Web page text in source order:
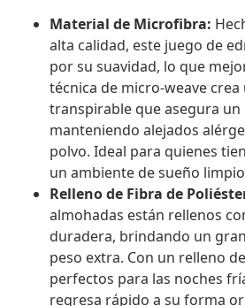
Material de Microfibra:
alta calidad, este juego de
por su suavidad, lo que
técnica de micro-weave
transpirable que asegura un
manteniendo alejados
polvo. Ideal para quienes
un ambiente de sueño
Relleno de Fibra de
almohadas están rellenos
duradera, brindando un
peso extra. Con un relleno
perfectos para las noches
regresa rápido a su forma